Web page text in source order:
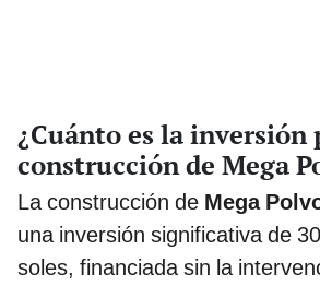
¿Cuánto es la inversión
construcción de Mega
La construcción de Mega
una inversión significativa de
soles, financiada sin la